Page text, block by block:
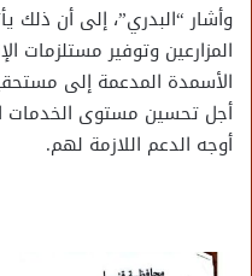
وأشار “البدري”، إلى أن
المزارعين وتوفير مستلزمات
الأسمدة المدعمة إلى
أجل تحسين مستوى الخدمات
أوجه الدعم اللازمة لهم.